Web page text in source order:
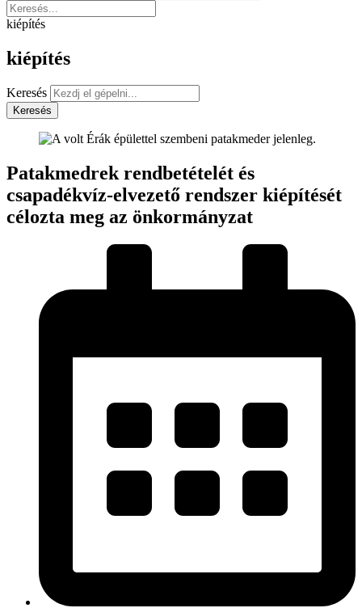
kiépítés
kiépítés
Keresés
Keresés
Patakmedrek rendbetételét és
csapadékvíz-elvezető rendszer kiépítését
célozta meg az önkormányzat